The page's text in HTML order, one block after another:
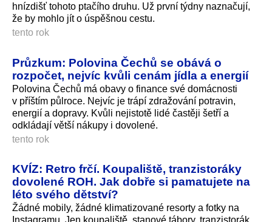
hnízdišť tohoto ptačího druhu. Už první týdny naznačují,
že by mohlo jít o úspěšnou cestu.
tento rok
Průzkum: Polovina Čechů se obává o
rozpočet, nejvíc kvůli cenám jídla a energií
Polovina Čechů má obavy o finance své domácnosti
v příštím půlroce. Nejvíc je trápí zdražování potravin,
energií a dopravy. Kvůli nejistotě lidé častěji šetří a
odkládají větší nákupy i dovolené.
tento rok
KVÍZ: Retro frčí. Koupaliště, tranzistoráky
dovolené ROH. Jak dobře si pamatujete na
léto svého dětství?
Žádné mobily, žádné klimatizované resorty a fotky na